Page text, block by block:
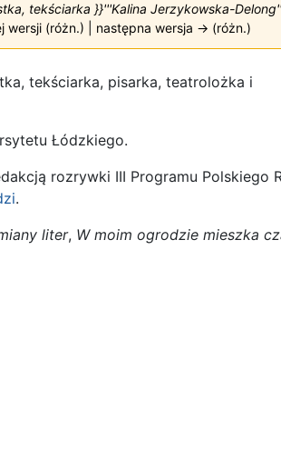
tekściarka }}'''Kalina Jerzykowska-
(różn.) | następna wersja → (różn.)
tekściarka, pisarka, teatrolożka i
Łódzkiego.
rozrywki III Programu Polskiego
.
liter, W moim ogrodzie mieszka